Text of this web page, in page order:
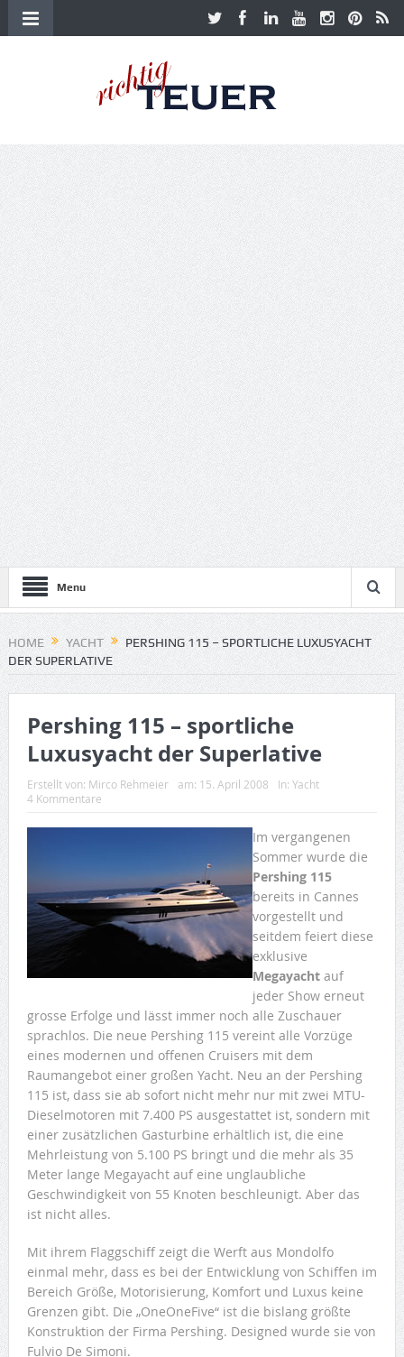
Menu
HOME YACHT
PERSHING 115 – SPORTLICHE LUXUSYACHT
DER SUPERLATIVE
Pershing 115 – sportliche
Luxusyacht der Superlative
Erstellt von: Mirco Rehmeier am: 15. April 2008 In: Yacht
4 Kommentare
Im vergangenen
Sommer wurde die
Pershing 115
bereits in Cannes
vorgestellt und
seitdem feiert diese
exklusive
Megayachtauf
jeder Show erneut
grosse Erfolge und lässt immer noch alle Zuschauer
sprachlos. Die neue Pershing 115 vereint alle Vorzüge
eines modernen und offenen Cruisers mit dem
Raumangebot einer großen Yacht. Neu an der Pershing
115 ist, dass sie ab sofort nicht mehr nur mit zwei MTU-
Dieselmotoren mit 7.400 PS ausgestattet ist, sondern mit
einer zusätzlichen Gasturbine erhältlich ist, die eine
Mehrleistung von 5.100 PS bringt und die mehr als 35
Meter lange Megayacht auf eine unglaubliche
Geschwindigkeit von 55 Knoten beschleunigt. Aber das
ist nicht alles.
Mit ihrem Flaggschiff zeigt die Werft aus Mondolfo
einmal mehr, dass es bei der Entwicklung von Schiffen im
Bereich Größe, Motorisierung, Komfort und Luxus keine
Grenzen gibt. Die „OneOneFive“ ist die bislang größte
Konstruktion der Firma Pershing. Designed wurde sie von
Fulvio De Simoni.